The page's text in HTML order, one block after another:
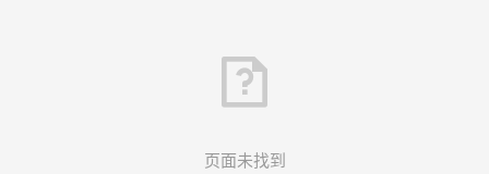
页面未找到